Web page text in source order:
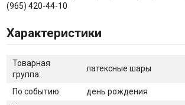
(965) 420-44-10
Характеристики
Товарная
группа:
латексные шары
По событию:
день рождения